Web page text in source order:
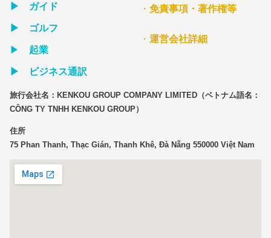
▶ ガイド
▶ ゴルフ
▶ 起業
▶ ビジネス通訳
・免責事項・著作権等
・運営会社詳細
旅行会社名：KENKOU GROUP COMPANY LIMITED（ベトナム語名：
CÔNG TY TNHH KENKOU GROUP）
住所
75 Phan Thanh, Thạc Gián, Thanh Khê, Đà Nẵng 550000 Việt Nam